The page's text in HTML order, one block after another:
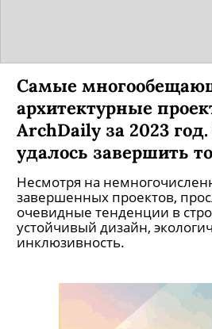
Самые
архитектурные
ArchDaily за 2023
удалось завершить
Несмотря на
завершенных проектов,
очевидные тенденции в
устойчивый дизайн,
инклюзивность.